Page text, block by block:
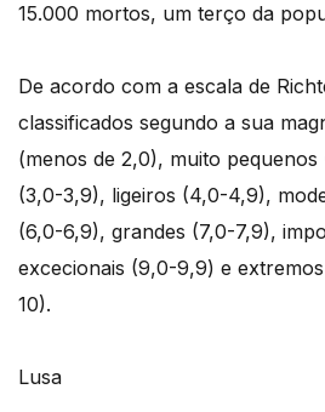
15.000 mortos, um terço da
De acordo com a escala de
classificados segundo a sua
(menos de 2,0), muito
(3,0-3,9), ligeiros (4,0-4,9),
(6,0-6,9), grandes (7,0-7,9),
excecionais (9,0-9,9) e
10).
Lusa